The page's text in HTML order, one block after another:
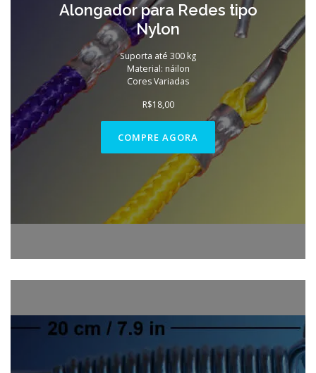
Alongador para Redes tipo
Nylon
Suporta até 300 kg
Material: náilon
Cores Variadas
R$18,00
COMPRE AGORA